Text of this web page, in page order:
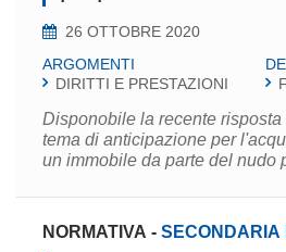
26 OTTOBRE 2020
ARGOMENTI
DIRITTI E PRESTAZIONI
Disponobile la recente
tema di anticipazione per
un immobile da parte del nudo
NORMATIVA - SECONDARIA